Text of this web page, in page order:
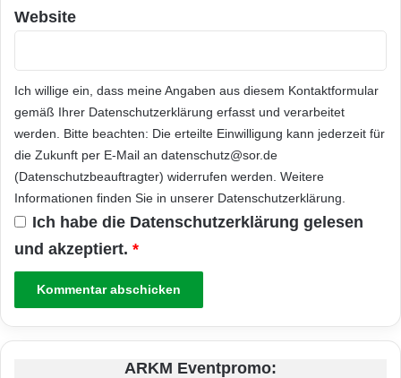
Website
Ich willige ein, dass meine Angaben aus diesem Kontaktformular
gemäß Ihrer Datenschutzerklärung erfasst und verarbeitet
werden. Bitte beachten: Die erteilte Einwilligung kann jederzeit für
die Zukunft per E-Mail an datenschutz@sor.de
(Datenschutzbeauftragter) widerrufen werden. Weitere
Informationen finden Sie in unserer Datenschutzerklärung
Ich habe die Datenschutzerklärung gelesen
und akzeptiert. *
ARKM Eventpromo: